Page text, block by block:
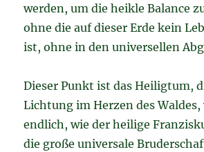
werden, um die heikle Balance
ohne die auf dieser Erde kein
ist, ohne in den universellen
Dieser Punkt ist das Heiligtum,
Lichtung im Herzen des
endlich, wie der heilige
die große universale